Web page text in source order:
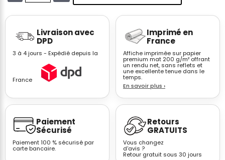
Affiches
Beach
Style
Bord
Mer
–
Décoration
Salon
Livraison avec
DPD
3 à 4 jours - Expédié depuis la
France
Imprimé en
France
Affiche imprimée sur papier
premium mat 200 g/m² offrant
un rendu net, sans reflets et
une excellente tenue dans le
temps.
En savoir plus ›
Paiement
Sécurisé
Paiement 100 % sécurisé par
carte bancaire.
Retours
GRATUITS
Vous changez
d'avis ?
Retour gratuit sous 30 jours